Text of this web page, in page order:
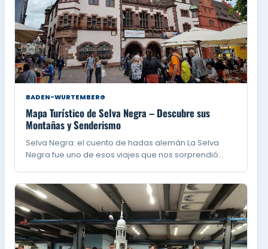
BADEN-WURTEMBERG
Mapa Turístico de Selva Negra – Descubre sus
Montañas y Senderismo
Selva Negra: el cuento de hadas alemán La Selva
Negra fue uno de esos viajes que nos sorprendió…